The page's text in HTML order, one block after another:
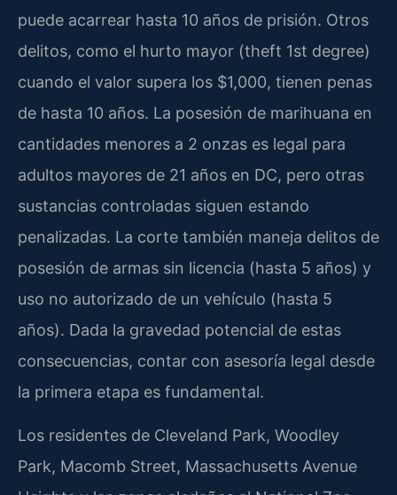
puede acarrear hasta 10 años de prisión. Otros
delitos, como el hurto mayor (theft 1st degree)
cuando el valor supera los $1,000, tienen penas
de hasta 10 años. La posesión de marihuana en
cantidades menores a 2 onzas es legal para
adultos mayores de 21 años en DC, pero otras
sustancias controladas siguen estando
penalizadas. La corte también maneja delitos de
posesión de armas sin licencia (hasta 5 años) y
uso no autorizado de un vehículo (hasta 5
años). Dada la gravedad potencial de estas
consecuencias, contar con asesoría legal desde
la primera etapa es fundamental.
Los residentes de Cleveland Park, Woodley
Park, Macomb Street, Massachusetts Avenue